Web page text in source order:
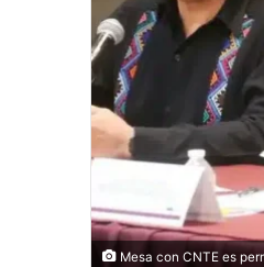
Mesa con CNTE es